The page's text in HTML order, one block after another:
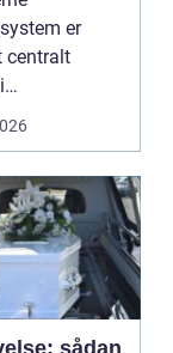
er
centralt